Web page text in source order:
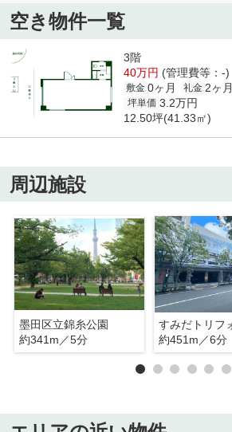
空き物件一覧
3階
40万円 (管理費等：-)
敷金 0ヶ月 礼金 2ヶ月
坪単価 3.2万円
12.50坪(41.33㎡)
周辺施設
墨田区立錦糸公園
約341m／5分
約451m／6分